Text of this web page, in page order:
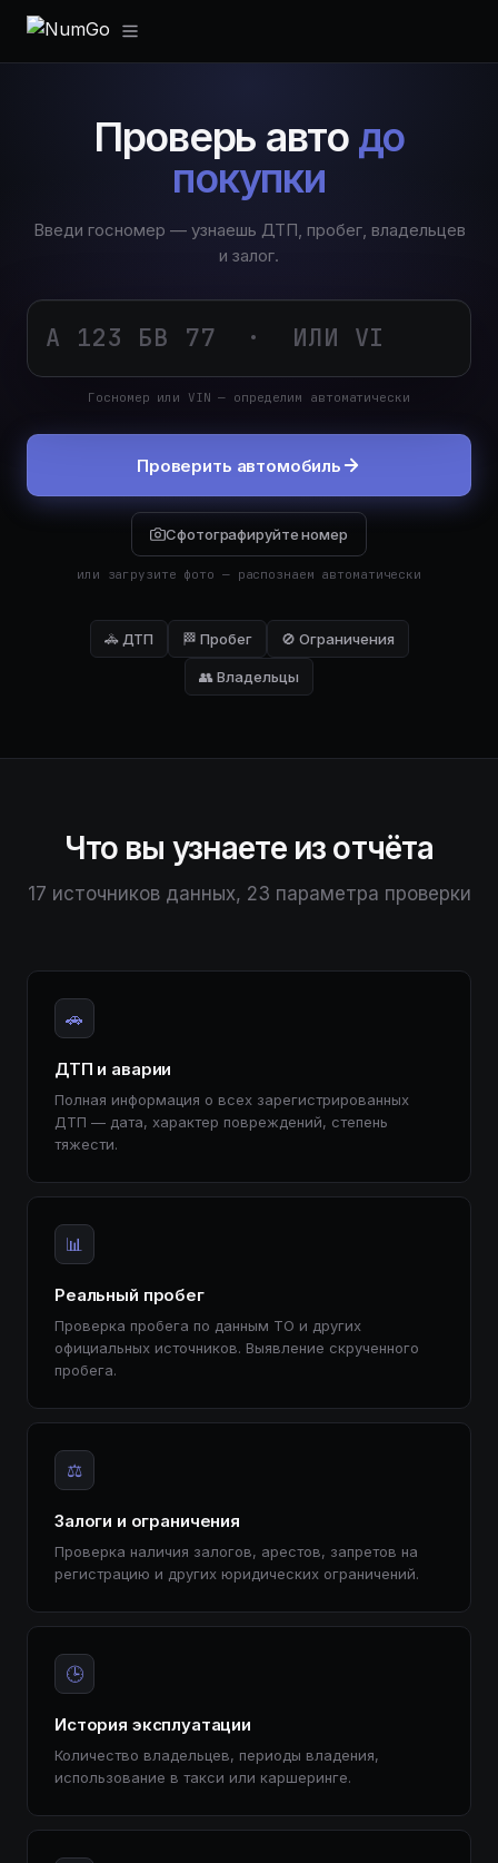
Проверь авто до
покупки
Введи госномер — узнаешь ДТП, пробег, владельцев
и залог.
Госномер или VIN — определим автоматически
Проверить автомобиль
Сфотографируйте номер
или загрузите фото — распознаем автоматически
🚓 ДТП 🏁 Пробег 🚫 Ограничения
👥 Владельцы
Что вы узнаете из отчёта
17 источников данных, 23 параметра проверки
🚗
ДТП и аварии
Полная информация о всех зарегистрированных
ДТП — дата, характер повреждений, степень
тяжести.
📊
Реальный пробег
Проверка пробега по данным ТО и других
официальных источников. Выявление скрученного
пробега.
⚖️
Залоги и ограничения
Проверка наличия залогов, арестов, запретов на
регистрацию и других юридических ограничений.
🕒
История эксплуатации
Количество владельцев, периоды владения,
использование в такси или каршеринге.